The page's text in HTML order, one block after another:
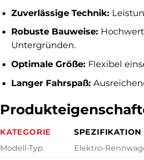
Zuverlässige Technik:
Robuste Bauweise:
Untergründen.
Optimale Größe: Flexibel
Langer Fahrspaß:
KATEGORIE
SPEZIFIKATION
Modell-Typ
Elektro-